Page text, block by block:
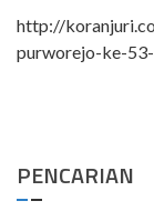
http://
purworejo-ke-
PENCARIAN